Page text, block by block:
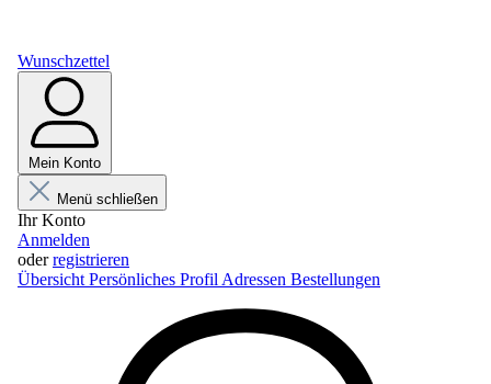
Wunschzettel
Mein Konto
Menü schließen
Ihr Konto
Anmelden
oderregistrieren
Übersicht Persönliches Profil Adressen Bestellungen